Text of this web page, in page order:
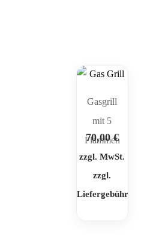
Gasgrill
mit 5
Flammen
70,00€
zzgl. MwSt.
zzgl.
Liefergebühr